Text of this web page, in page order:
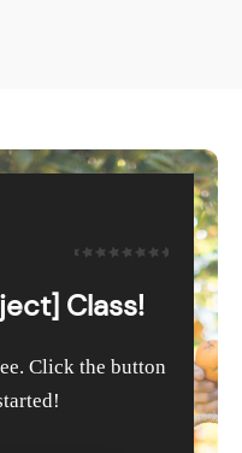
Class!
Click the button